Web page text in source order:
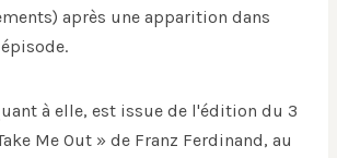
après une apparition dans
à elle, est issue de l'édition du 3
Me Out » de Franz Ferdinand, au